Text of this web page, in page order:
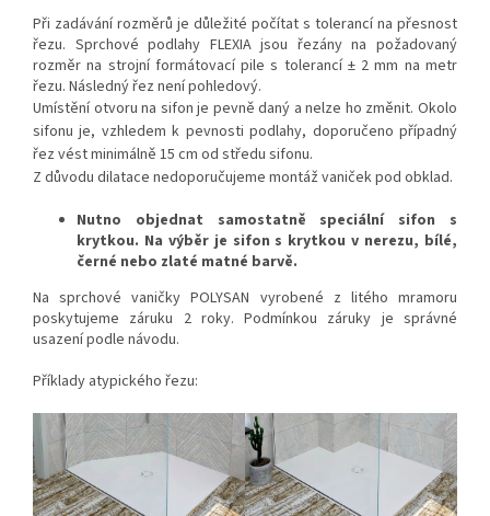
Při zadávání rozměrů je důležité počítat s tolerancí na přesnost
řezu. Sprchové podlahy FLEXIA jsou řezány na požadovaný
rozměr na strojní formátovací pile s tolerancí ± 2 mm na metr
řezu. Následný řez není pohledový.
Umístění otvoru na sifon je pevně daný a nelze ho změnit. Okolo
sifonu je, vzhledem k pevnosti podlahy, doporučeno případný
řez vést minimálně 15 cm od středu sifonu.
Z důvodu dilatace nedoporučujeme montáž vaniček pod obklad.
Nutno objednat samostatně speciální sifon s
krytkou. Na výběr je sifon s krytkou v nerezu, bílé,
černé nebo zlaté matné barvě.
Na sprchové vaničky POLYSAN vyrobené z litého mramoru
poskytujeme záruku 2 roky. Podmínkou záruky je správné
usazení podle návodu.
Příklady atypického řezu: